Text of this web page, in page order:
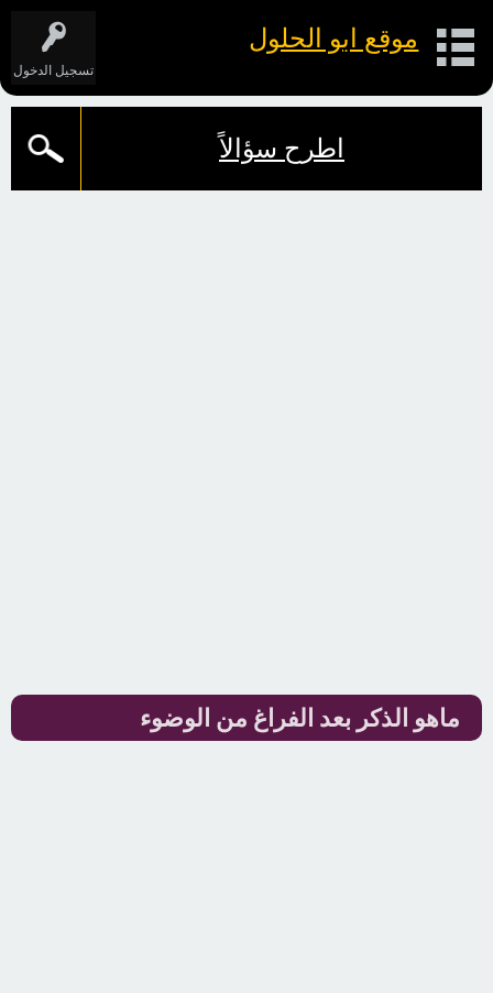
تسجيل الدخول
موقع ابو الحلول
اطرح سؤالاً
ماهو الذكر بعد الفراغ من الوضوء